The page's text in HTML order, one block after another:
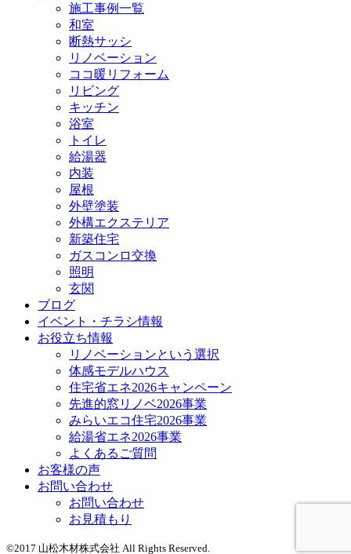
施工事例一覧
和室
断熱サッシ
リノベーション
ココ暖リフォーム
リビング
キッチン
浴室
トイレ
給湯器
内装
屋根
外壁塗装
外構エクステリア
新築住宅
ガスコンロ交換
照明
玄関
ブログ
イベント・チラシ情報
お役立ち情報
リノベーションという選択
体感モデルハウス
住宅省エネ2026キャンペーン
先進的窓リノベ2026事業
みらいエコ住宅2026事業
給湯省エネ2026事業
よくあるご質問
お客様の声
お問い合わせ
お問い合わせ
お見積もり
©2017 山松木材株式会社 All Rights Reserved.